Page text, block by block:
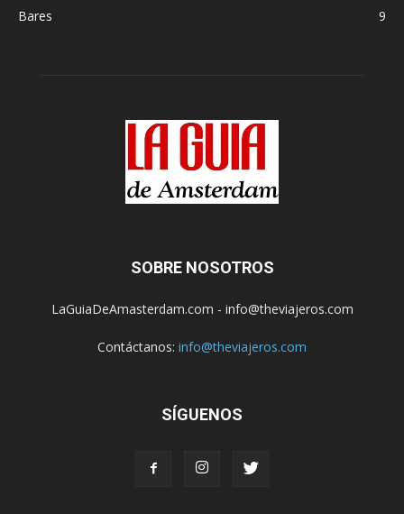
Bares
9
SOBRE NOSOTROS
LaGuiaDeAmasterdam.com - info@theviajeros.com
Contáctanos: info@theviajeros.com
SÍGUENOS